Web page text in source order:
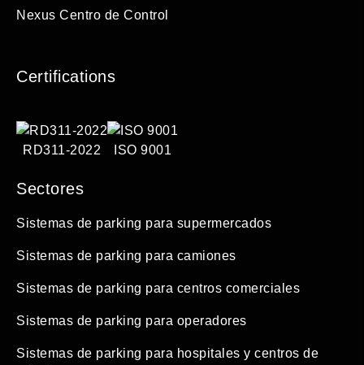
Nexus Centro de Control
Certifications
RD311-2022 ISO 9001
Sectores
Sistemas de parking para supermercados
Sistemas de parking para camiones
Sistemas de parking para centros comerciales
Sistemas de parking para operadores
Sistemas de parking para hospitales y centros de